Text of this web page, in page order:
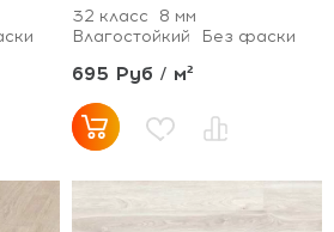
32 класс
8 мм
Влагостойкий
Без фаски
695 Руб / м²